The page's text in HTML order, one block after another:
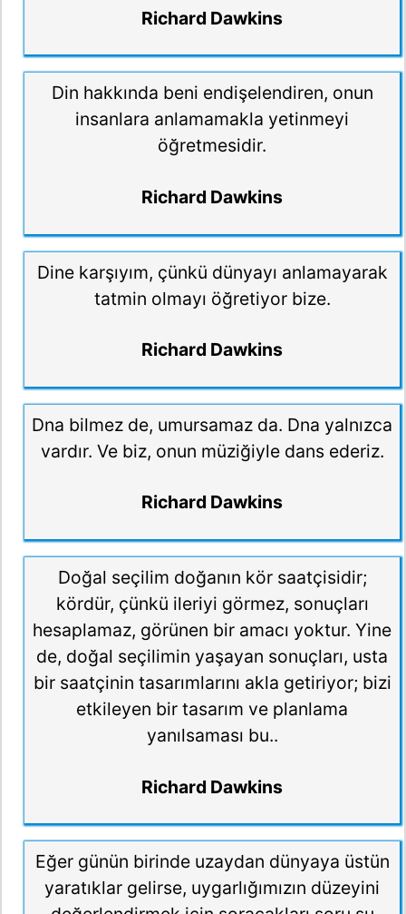
Richard Dawkins
Din hakkında beni endişelendiren, onun
insanlara anlamamakla yetinmeyi
öğretmesidir.
Richard Dawkins
Dine karşıyım, çünkü dünyayı anlamayarak
tatmin olmayı öğretiyor bize.
Richard Dawkins
Dna bilmez de, umursamaz da. Dna yalnızca
vardır. Ve biz, onun müziğiyle dans ederiz.
Richard Dawkins
Doğal seçilim doğanın kör saatçisidir;
kördür, çünkü ileriyi görmez, sonuçları
hesaplamaz, görünen bir amacı yoktur. Yine
de, doğal seçilimin yaşayan sonuçları, usta
bir saatçinin tasarımlarını akla getiriyor; bizi
etkileyen bir tasarım ve planlama
yanılsaması bu..
Richard Dawkins
Eğer günün birinde uzaydan dünyaya üstün
yaratıklar gelirse, uygarlığımızın düzeyini